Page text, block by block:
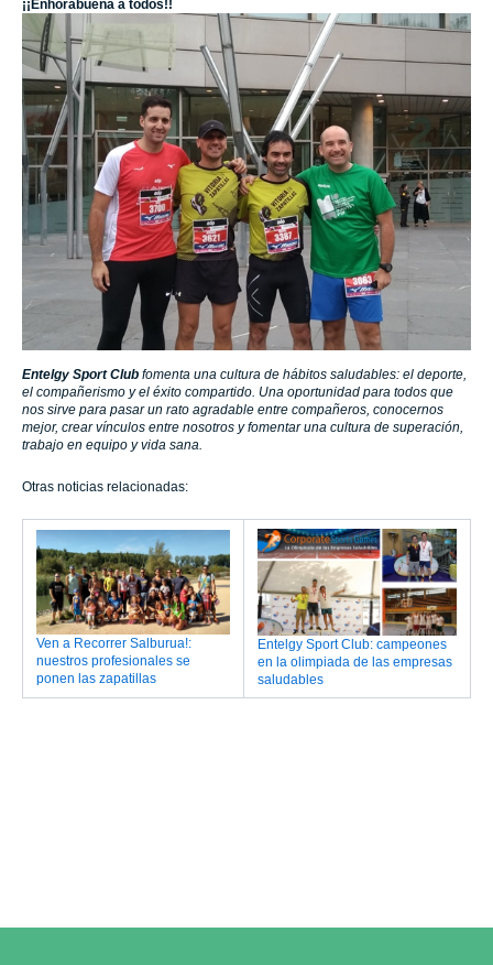
¡¡Enhorabuena a todos!!
Entelgy Sport Club fomenta una cultura de hábitos saludables: el deporte,
el compañerismo y el éxito compartido. Una oportunidad para todos que
nos sirve para pasar un rato agradable entre compañeros, conocernos
mejor, crear vínculos entre nosotros y fomentar una cultura de superación,
trabajo en equipo y vida sana.
Otras noticias relacionadas:
Ven a Recorrer Salburua!:
nuestros profesionales se
ponen las zapatillas
Entelgy Sport Club: campeones
en la olimpiada de las empresas
saludables